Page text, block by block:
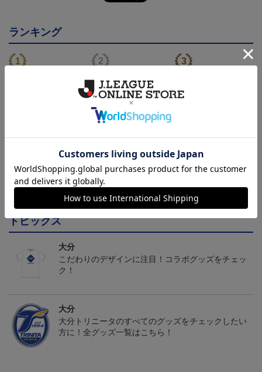
ランキング
3,960円
会員特典
TRINITA LIGHT PARADE
ペンライト白（ニータンv
er.）
3,000円
会員特典
ニータンサンシェード
3,960円
トピックス
大分
こだわりのデザインに注目！コラボグッズをチェッ
ク！
大分
大分トリニータのすべてのグッズをチェックしたい
方に！全グッズ一覧はこちら！